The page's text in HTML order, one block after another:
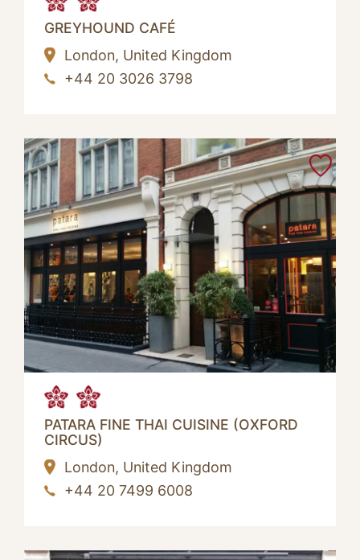
GREYHOUND CAFÉ
London, United Kingdom
+44 20 3026 3798
PATARA FINE THAI CUISINE (OXFORD
CIRCUS)
London, United Kingdom
+44 20 7499 6008